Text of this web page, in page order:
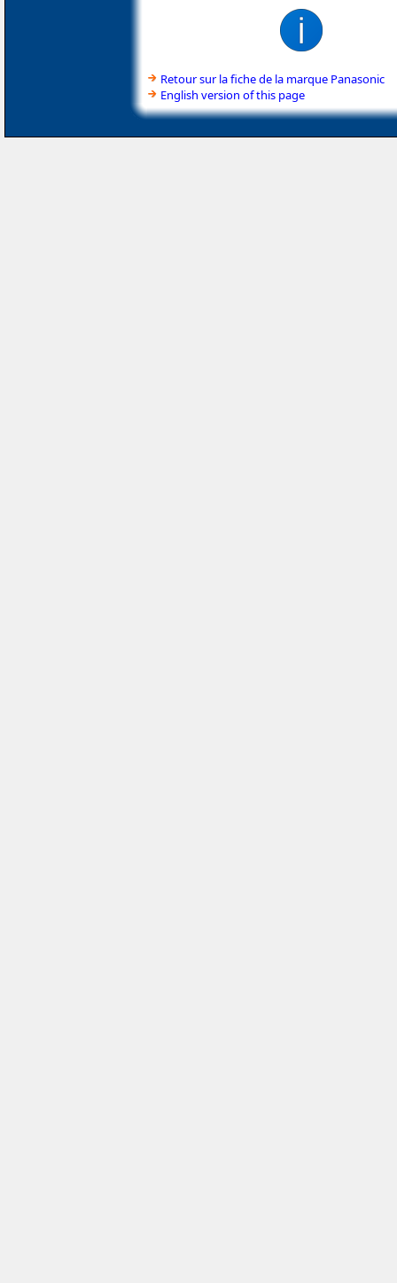
Retour sur la fiche de la marque Panasonic
English version of this page